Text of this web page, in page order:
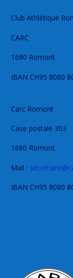
Club Athlétique
CARC
1680 Romont
IBAN CH95 8080
Carc Romont
Case postale 303
1680 Romont
Mail :
IBAN CH95 8080